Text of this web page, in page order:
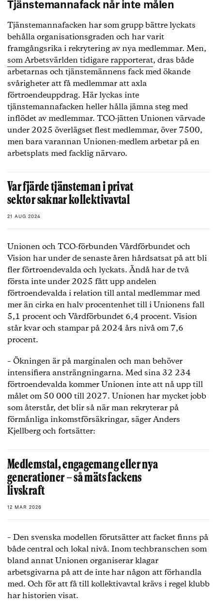
Tjänstemannafack når inte målen
Tjänstemannafacken har som grupp bättre lyckats
behålla organisationsgraden och har varit
framgångsrika i rekrytering av nya medlemmar. Men,
som Arbetsvärlden tidigare rapporterat, dras både
arbetarnas och tjänstemännens fack med ökande
svårigheter att få medlemmar att axla
förtroendeuppdrag. Här lyckas inte
tjänstemannafacken heller hålla jämna steg med
inflödet av medlemmar. TCO-jätten Unionen värvade
under 2025 överlägset flest medlemmar, över 7500,
men bara varannan Unionen-medlem arbetar på en
arbetsplats med facklig närvaro.
Var fjärde tjänsteman i privat
sektor saknar kollektivavtal
21 AUG 2024
Unionen och TCO-förbunden Vårdförbundet och
Vision har under de senaste åren hårdsatsat på att bli
fler förtroendevalda och lyckats. Ändå har de två
första inte under 2025 fått upp andelen
förtroendevalda i relation till antal medlemmar med
mer än cirka en halv procentenhet till i Unionens fall
5,1 procent och Vårdförbundet 6,4 procent. Vision
står kvar och stampar på 2024 års nivå om 7,6
procent.
– Ökningen är på marginalen och man behöver
intensifiera ansträngningarna. Med sina 32 234
förtroendevalda kommer Unionen inte att nå upp till
målet om 50 000 till 2027. Unionen har mycket jobb
som återstår, det blir så när man rekryterar på
förmånliga inkomstförsäkringar, säger Anders
Kjellberg och fortsätter:
Medlemstal, engagemang eller nya
generationer – så mäts fackens
livskraft
12 MAR 2026
– Den svenska modellen förutsätter att facket finns på
både central och lokal nivå. Inom techbranschen som
bland annat Unionen organiserar klagar
arbetsgivarna på att de inte har någon att förhandla
med. Och för att få till kollektivavtal krävs i regel klubb
har historien visat.